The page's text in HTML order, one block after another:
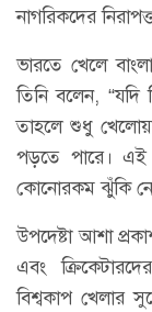
নাগরিকদের
ভারতে খেলে
তিনি বলেন, “যদি
তাহলে শুধু
পড়তে পারে। এই
কোনোরকম ঝুঁকি
উপদেষ্টা আশা
এবং
বিশ্বকাপ খেলার